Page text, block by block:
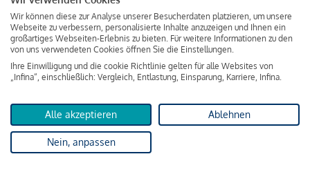
Schwerpunktsetzungen meiner Funktion.
Lesen Sie meine Finanzierungs-Tipps
KreditindexDas Wohnkredit Barometer
Wir können diese zur Analyse unserer Besucherdaten platzieren, um unsere
Webseite zu verbessern, personalisierte Inhalte anzuzeigen und Ihnen ein
großartiges Webseiten-Erlebnis zu bieten. Für weitere Informationen zu den
von uns verwendeten Cookies öffnen Sie die Einstellungen.
Ihre Einwilligung und die cookie Richtlinie gelten für alle Websites von
„Infina“, einschließlich: Vergleich, Entlastung, Einsparung, Karriere, Infina.
Alle akzeptieren Ablehnen
Nein, anpassen